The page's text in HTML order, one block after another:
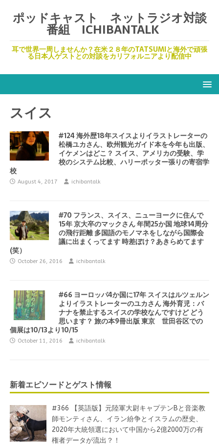
ポッドキャスト ネットラジオ対談
番組 ICHIBANTALK
耳で世界一周しませんか？在米２８年のTATSUMIと海外で頑張
る日本人ゲストとの対談をカリフォルニアより配信中
スイス
#124 海外歴18年スイスよりイラストレーターの
松橋ユカさん、欧州観光ガイド本を今年も出版、
イケメンはどこ？ スイス、アメリカの受験、学
校のシステム比較、ハリーポッター張りの寄宿学
校
August 4, 2017 ichibantalk
#70 フランス、スイス、ニューヨークに住んで
15年 京大卒のマックさん 年間25か国 地球14周分
の飛行距離 多国語のモノマネをしながら国際会
議に出まくってます 時差ぼけ？あきらめてます
(笑）
October 26, 2016 ichibantalk
#66 ヨーロッパ4か国に17年 スイスはルツェルン
よりイラストレーターのユカさん 海外育児：バ
ナナを禁止するスイスの学校なんですけど どう
思います？ 旅の本9冊出版 東京 世田谷区での
個展は10/13より10/15
October 11, 2016 ichibantalk
新着エピソードとゲスト情報
#366 【英語版】元陸軍大尉キャプテンBと音楽教
師モンティさん、イラン紛争とイスラムの歴史、
2020年大統領選において中国から2億2000万の有
権者データが流出？！